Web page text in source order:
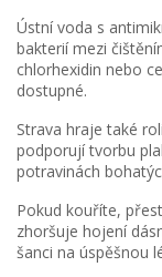
Ústní voda s
bakterií mezi
chlorhexidin nebo
dostupné.
Strava hraje také
podporují tvorbu
potravinách
Pokud kouříte,
zhoršuje hojení
šanci na úspěšnou